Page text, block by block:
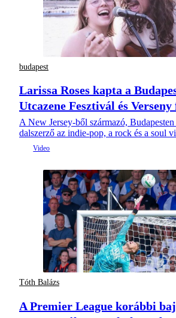
budapest
Larissa Roses kapta a
Utcazene Fesztivál és
A New Jersey-ből származó,
dalszerző az indie-pop, a rock és a soul
Tóth Balázs
A Premier League korábbi